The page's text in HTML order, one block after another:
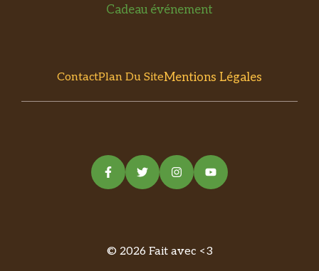
Cadeau événement
ContactPlan Du SiteMentions Légales
© 2026 Fait avec <3